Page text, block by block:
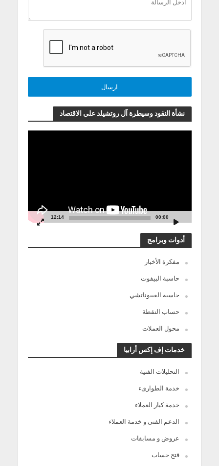
نشأة النقود وسيطرة آل روتشيلد علي الاقتصاد
00:00
12:14
أدوات وبرامج
مفكرة الأخبار
حاسبة البيفوت
حاسبة الفيبوناتشي
حساب النقطة
محول العملات
خدمات إف إكس أرابيا
التحليلات الفنية
خدمة الطوارىء
خدمة كبار العملاء
الدعم الفنى و خدمة العملاء
عروض و مسابقات
فتح حساب